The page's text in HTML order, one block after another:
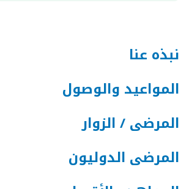
نبذه عنا
المواعيد والوصول
المرضى / الزوار
المرضى الدوليون